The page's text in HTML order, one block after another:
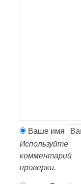
Ваше имя
проверки.